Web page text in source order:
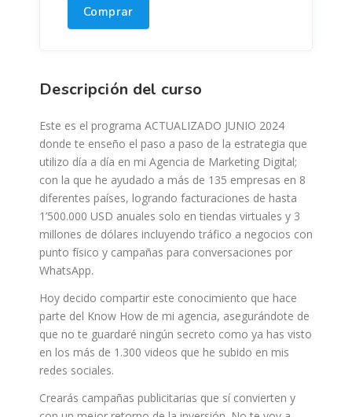
Descripción del curso
Este es el programa ACTUALIZADO JUNIO 2024
donde te enseño el paso a paso de la estrategia que
utilizo día a día en mi Agencia de Marketing Digital;
con la que he ayudado a más de 135 empresas en 8
diferentes países, logrando facturaciones de hasta
1’500.000 USD anuales solo en tiendas virtuales y 3
millones de dólares incluyendo tráfico a negocios con
punto físico y campañas para conversaciones por
WhatsApp.
Hoy decido compartir este conocimiento que hace
parte del Know How de mi agencia, asegurándote de
que no te guardaré ningún secreto como ya has visto
en los más de 1.300 videos que he subido en mis
redes sociales.
Crearás campañas publicitarias que sí convierten y
Comprar